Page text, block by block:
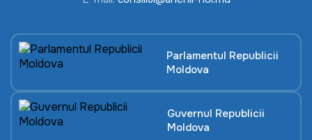
Parlamentul Republicii
Moldova
Guvernul Republicii
Moldova